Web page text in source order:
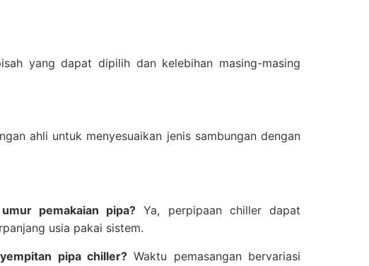
yang dapat dipilih dan kelebihan masing-masing
ahli untuk menyesuaikan jenis sambungan dengan
pemakaian pipa? Ya, perpipaan chiller dapat
usia pakai sistem.
pipa chiller? Waktu pemasangan bervariasi